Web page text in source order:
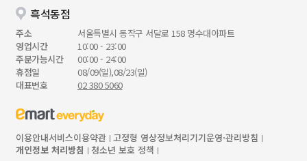
흑석동점
주소
서울특별시 동작구 서달로 158 명수대아파트
영업시간
10:00 - 23:00
주문가능시간
00:00 - 24:00
휴점일
08/09(일),08/23(일)
대표번호
02 380 5060
이용안내서비스이용약관 고정형 영상정보처리기기운영·관리방침
개인정보 처리방침
청소년 보호 정책